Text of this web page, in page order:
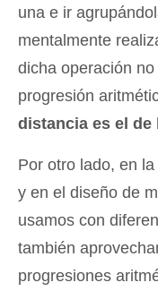
una e ir
mentalmente
dicha operación
progresión
distancia es el de
Por otro lado, en
y en el diseño de
usamos con
también
progresiones